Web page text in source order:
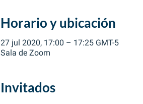
Horario y ubicación
27 jul 2020, 17:00 – 17:25 GMT-5
Sala de Zoom
Invitados